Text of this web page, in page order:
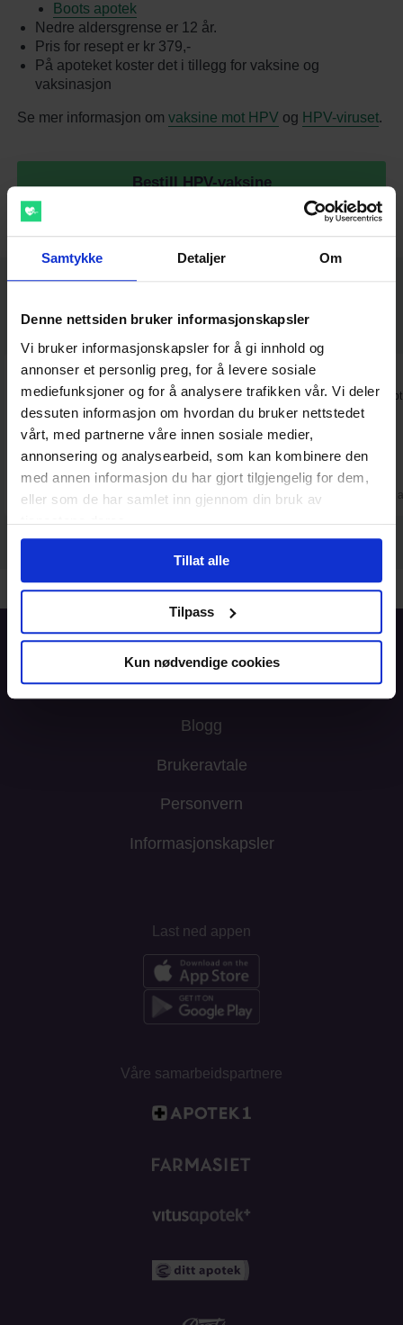
Samtykke Detaljer Om
Denne nettsiden bruker informasjonskapsler
Vi bruker informasjonskapsler for å gi innhold og
annonser et personlig preg, for å levere sosiale
mediefunksjoner og for å analysere trafikken vår. Vi deler
dessuten informasjon om hvordan du bruker nettstedet
vårt, med partnerne våre innen sosiale medier,
annonsering og analysearbeid, som kan kombinere den
med annen informasjon du har gjort tilgjengelig for dem,
eller som de har samlet inn gjennom din bruk av
tjenestene deres.
Tillat alle
Tilpass
Kun nødvendige cookies
Boots apotek
Nedre aldersgrense er 12 år.
Pris for resept er kr 379,-
På apoteket koster det i tillegg for vaksine og
vaksinasjon
Se mer informasjon om vaksine mot HPV og HPV-viruset.
Bestill HPV-vaksine
gitt oss 5/5 ⭐️
⭐⭐⭐⭐⭐
Fin og oversiktlig nettside, lett å
sende inn forespørsel, raskt svar
og enkel betalingsløsning.
Christel 2. aug
⭐⭐⭐⭐⭐
Fantastisk. Gikk raskt å få
Wenche 1.
Forside
Informasjon
Blogg
Brukeravtale
Personvern
Informasjonskapsler
Last ned appen
Våre samarbeidspartnere